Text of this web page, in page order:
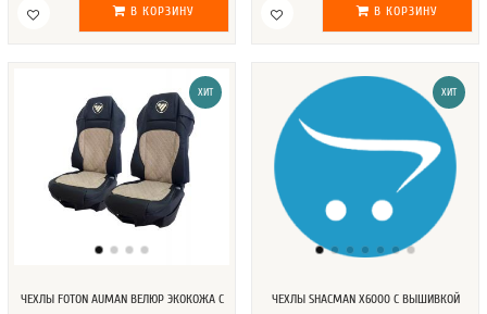
В КОРЗИНУ В КОРЗИНУ
ХИТ
ЧЕХЛЫ FOTON AUMAN ВЕЛЮР ЭКОКОЖА С
ХИТ
ЧЕХЛЫ SHACMAN X6000 С ВЫШИВКОЙ